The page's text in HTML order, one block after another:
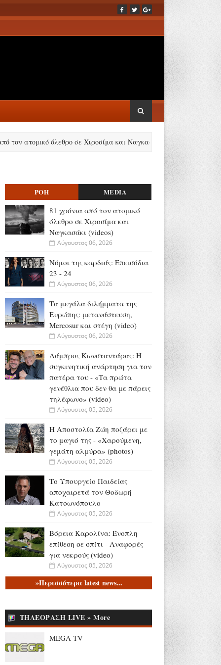
όλεθρο σε Χιροσίμα και Ναγκασάκι (videos) Νόμοι
ΡΟΗ MEDIA
81 χρόνια από τον ατομικό
όλεθρο σε Χιροσίμα και
Ναγκασάκι (videos)
Αύγουστος 06, 2026
Νόμοι της καρδιάς: Επεισόδια
23 - 24
Αύγουστος 06, 2026
Τα μεγάλα διλήμματα της
Ευρώπης: μετανάστευση,
Mercosur και στέγη (video)
Αύγουστος 06, 2026
Λάμπρος Κωνσταντάρας: H
συγκινητική ανάρτηση για τον
πατέρα του - «Τα πρώτα
γενέθλια που δεν θα με πάρεις
τηλέφωνο» (video)
Αύγουστος 05, 2026
Η Αποστολία Ζώη ποζάρει με
το μαγιό της - «Χαρούμενη,
γεμάτη αλμύρα» (photos)
Αύγουστος 05, 2026
Το Υπουργείο Παιδείας
αποχαιρετά τον Θοδωρή
Κατσωνόπουλο
Αύγουστος 05, 2026
Βόρεια Καρολίνα: Ένοπλη
επίθεση σε σπίτι - Αναφορές
για νεκρούς (video)
Αύγουστος 05, 2026
Υψηλές πτήσεις για το
Αύγουστος 05, 2026
Νίκος Υποφάντης -
»Περισσότερα latest news...
ΤΗΛΕΟΡΑΣΗ LIVE » More
MEGA TV